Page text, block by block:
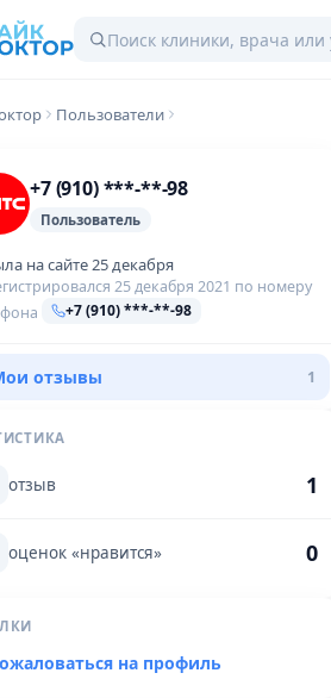
Пользователи
+7 (910) ***-**-98
Пользователь
на сайте 25 декабря
25 декабря 2021 по номеру
+7 (910) ***-**-98
отзывы 1
отзыв 1
оценок «нравится» 0
на профиль